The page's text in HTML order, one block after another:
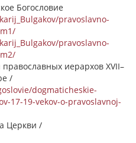
Богословие
pravoslavno-
pravoslavno-
иерархов XVII–
/
dogmaticheskie-
17-19-vekov-o-pravoslavnoj-
Церкви /